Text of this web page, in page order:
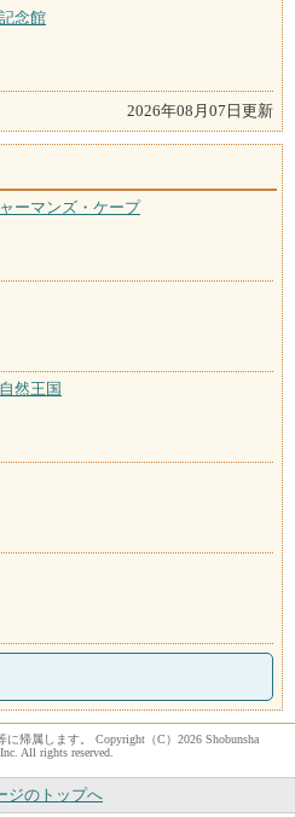
念館
2026年08月07日更新
ーマンズ・ケープ
然王国
帰属します。 Copyright（C）2026 Shobunsha
All rights reserved.
ジのトップへ